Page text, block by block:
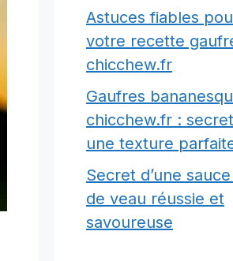
Astuces fiables
votre recette
chicchew.fr
Gaufres
chicchew.fr :
une texture
Secret d’une
de veau réussie et
savoureuse